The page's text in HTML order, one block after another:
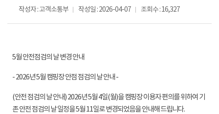
작성자 : 고객소통부 작성일 : 2026-04-07 조회수 : 16,327
5월 안전점검의 날 변경 안내
- 2026년 5월 캠핑장 안점 점검의 날 안내 -
(안전 점검의 날 안내) 2026년 5월 4일(월)을 캠핑장 이용자 편의를 위하여 기
존 안전 점검의 날 일정을 5월 11일로 변경되었음을 안내해 드립니다.